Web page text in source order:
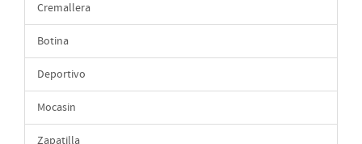
Cremallera
Botina
Deportivo
Mocasin
Zapatilla